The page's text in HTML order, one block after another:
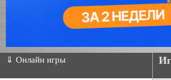
⇓ Онлайн игры